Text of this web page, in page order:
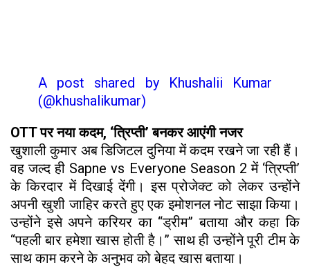
A post shared by Khushalii Kumar
(@khushalikumar)
OTT पर नया कदम, ‘त्रिप्ती’ बनकर आएंगी नजर
खुशाली कुमार अब डिजिटल दुनिया में कदम रखने जा रही हैं।
वह जल्द ही Sapne vs Everyone Season 2 में ‘त्रिप्ती’
के किरदार में दिखाई देंगी। इस प्रोजेक्ट को लेकर उन्होंने
अपनी खुशी जाहिर करते हुए एक इमोशनल नोट साझा किया।
उन्होंने इसे अपने करियर का “ड्रीम” बताया और कहा कि
“पहली बार हमेशा खास होती है।” साथ ही उन्होंने पूरी टीम के
साथ काम करने के अनुभव को बेहद खास बताया।